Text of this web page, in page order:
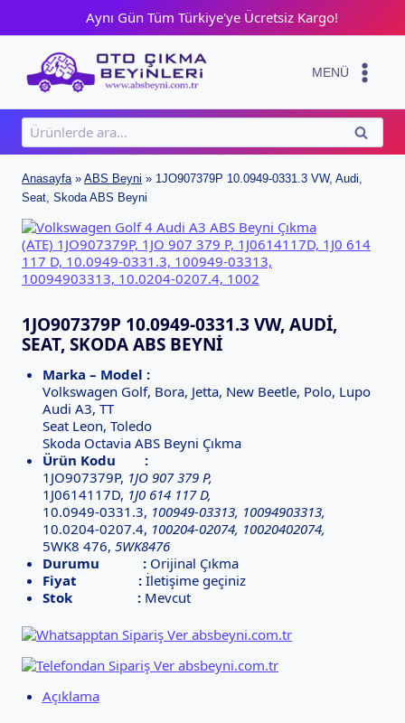
content
Aynı Gün Tüm Türkiye'ye Ücretsiz Kargo!
MENÜ
Ara:
ARA
Anasayfa» ABS Beyni » 1JO907379P 10.0949-0331.3 VW, Audi,
Seat, Skoda ABS Beyni
1JO907379P 10.0949-0331.3 VW, AUDI,
SEAT, SKODA ABS BEYNI
Marka – Model :
Volkswagen Golf, Bora, Jetta, New Beetle, Polo, Lupo
Audi A3, TT
Seat Leon, Toledo
Skoda Octavia ABS Beyni Çıkma
Ürün Kodu :
1JO907379P, 1JO 907 379 P,
1J0614117D, 1J0 614 117 D,
10.0949-0331.3, 100949-03313, 10094903313,
10.0204-0207.4, 100204-02074, 10020402074,
5WK8 476, 5WK8476
Durumu :Orijinal Çıkma
Fiyat :İletişime geçiniz
Stok :Mevcut
Açıklama